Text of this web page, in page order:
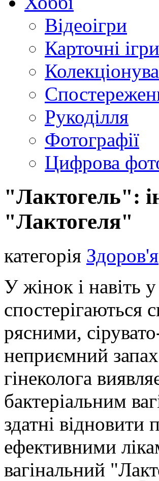
Відеоігри
Карточні ігри
Рукоділля
Фотографії
Цифрова
"Лактогель":
"Лактогеля"
категорія Здоров'я
У жінок і навіть
спостерігаються
рясними,
неприємний
гінеколога
бактеріальним
здатні
ефективними
вагінальний